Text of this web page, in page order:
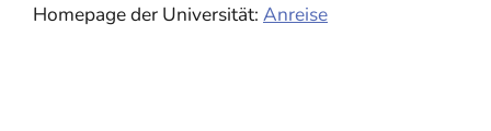
Homepage der Universität: Anreise